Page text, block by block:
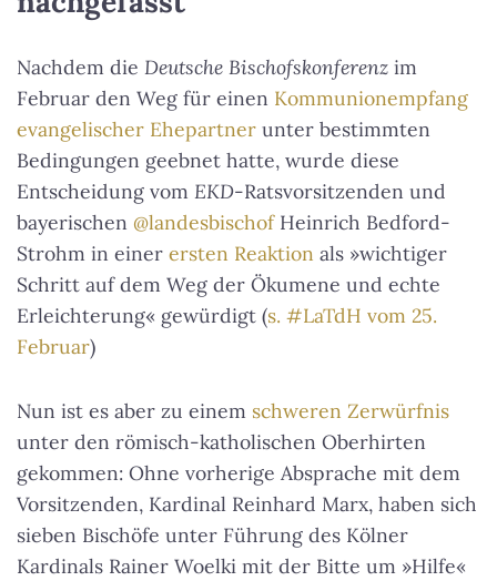
Nachdem die Deutsche Bischofskonferenz im
Februar den Weg für einen Kommunionempfang
evangelischer Ehepartner unter bestimmten
Bedingungen geebnet hatte, wurde diese
Entscheidung vom EKD-Ratsvorsitzenden und
bayerischen @landesbischofHeinrich Bedford-
Strohm in einer ersten Reaktion als »wichtiger
Schritt auf dem Weg der Ökumene und echte
Erleichterung« gewürdigt (s. #LaTdH vom 25.
Februar)
Nun ist es aber zu einem schweren Zerwürfnis
unter den römisch-katholischen Oberhirten
gekommen: Ohne vorherige Absprache mit dem
Vorsitzenden, Kardinal Reinhard Marx, haben sich
sieben Bischöfe unter Führung des Kölner
Kardinals Rainer Woelki mit der Bitte um »Hilfe«